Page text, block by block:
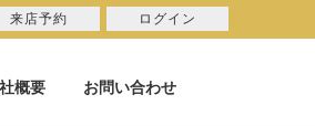
概要 お問い合わせ
来店予約 ログイン